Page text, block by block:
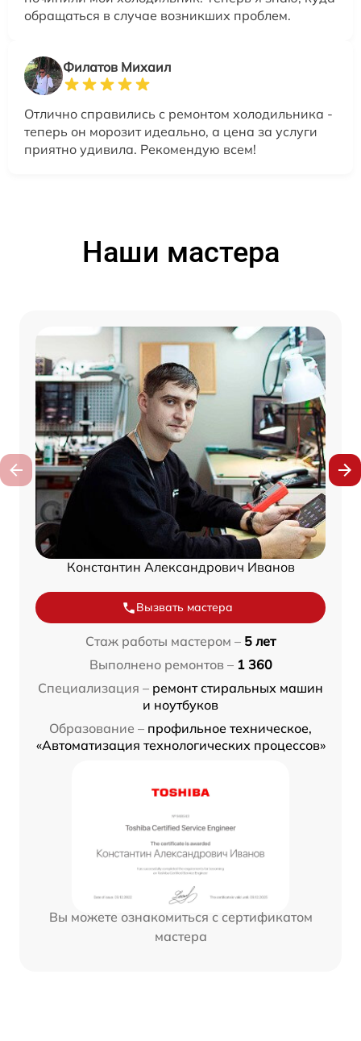
обращаться в случае возникших проблем.
Филатов Михаил
Отлично справились с ремонтом холодильника -
теперь он морозит идеально, а цена за услуги
приятно удивила. Рекомендую всем!
Наши мастера
Константин Александрович Иванов
Вызвать мастера
Стаж работы мастером – 5 лет
Выполнено ремонтов – 1 360
Специализация – ремонт стиральных машин
и ноутбуков
Образование – профильное техническое,
«Автоматизация технологических процессов»
Вы можете ознакомиться с сертификатом
мастера